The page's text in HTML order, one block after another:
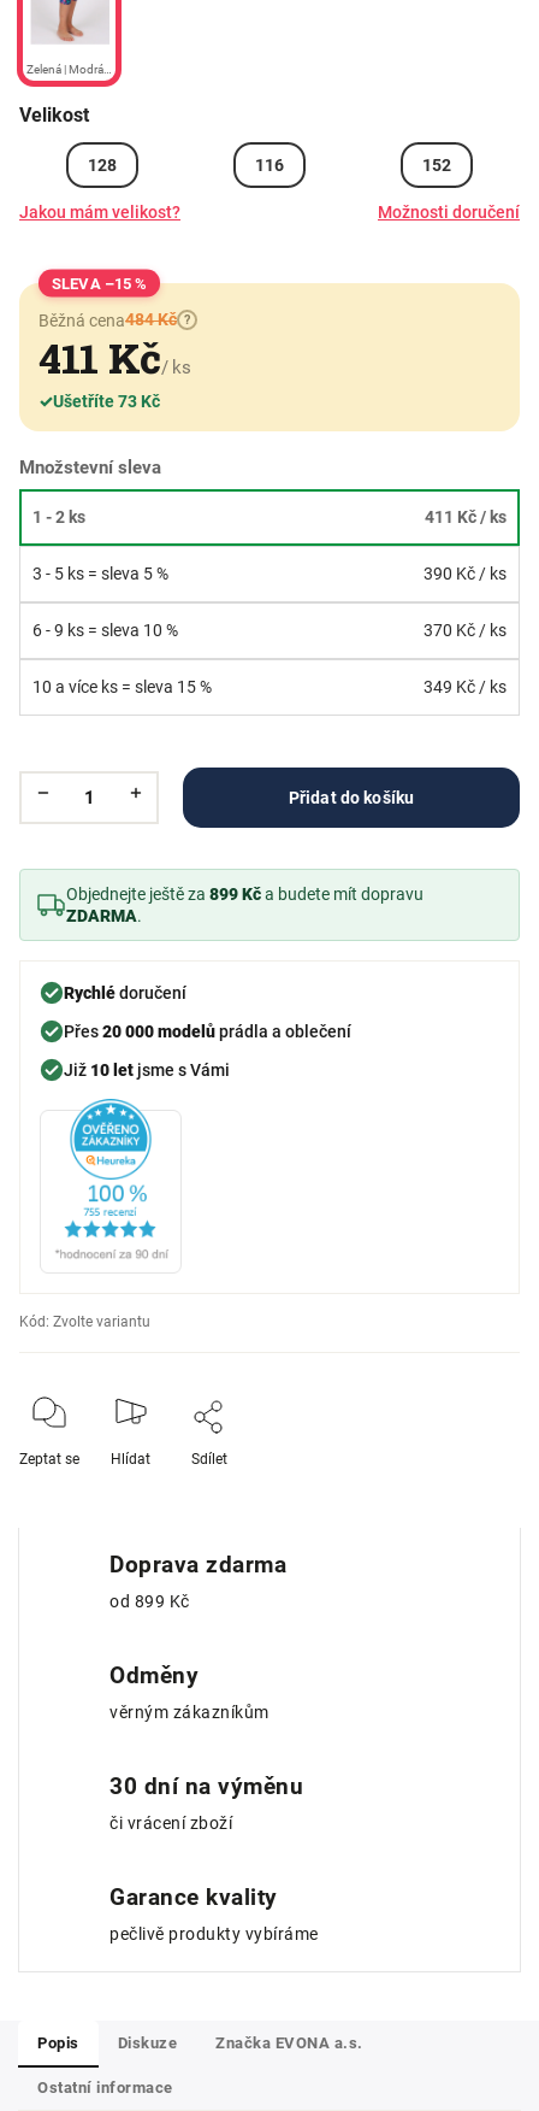
Množstevní sleva
1 - 2 ks 411 Kč/ ks
3 - 5 ks = sleva 5 % 390 Kč / ks
6 - 9 ks = sleva 10 % 370 Kč / ks
10 a více ks = sleva 15 % 349 Kč / ks
Zelená | Modrá | Růžová
Velikost
128 116 152
Jakou mám velikost? Možnosti doručení
–15 %
Běžná cena484 Kč ?
411 Kč/ ks
✓Ušetříte 73 Kč
Přidat do košíku
Objednejte ještě za 899 Kča budete mít dopravu
ZDARMA.
Rychlédoručení
Přes20 000 modelůprádla a oblečení
Již 10 let jsme s Vámi
Kód: Zvolte variantu
Zeptat se Hlídat Sdílet
Doprava zdarma
od 899 Kč
Odměny
věrným zákazníkům
30 dní na výměnu
či vrácení zboží
Garance kvality
pečlivě produkty vybíráme
Popis Diskuze Značka EVONA a.s.
Ostatní informace